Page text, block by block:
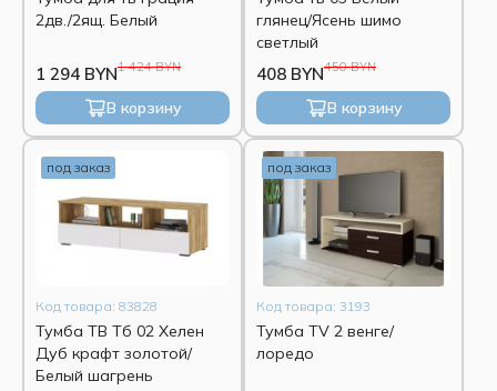
2дв./2ящ. Белый
1 424 BYN
1 294 BYN
В корзину
глянец/Ясень шимо
светлый
450 BYN
408 BYN
В корзину
под заказ
Код товара: 83828
Тумба ТВ Тб 02 Хелен
Дуб крафт золотой/
Белый шагрень
под заказ
Код товара: 3193
Тумба TV 2 венге/
лоредо